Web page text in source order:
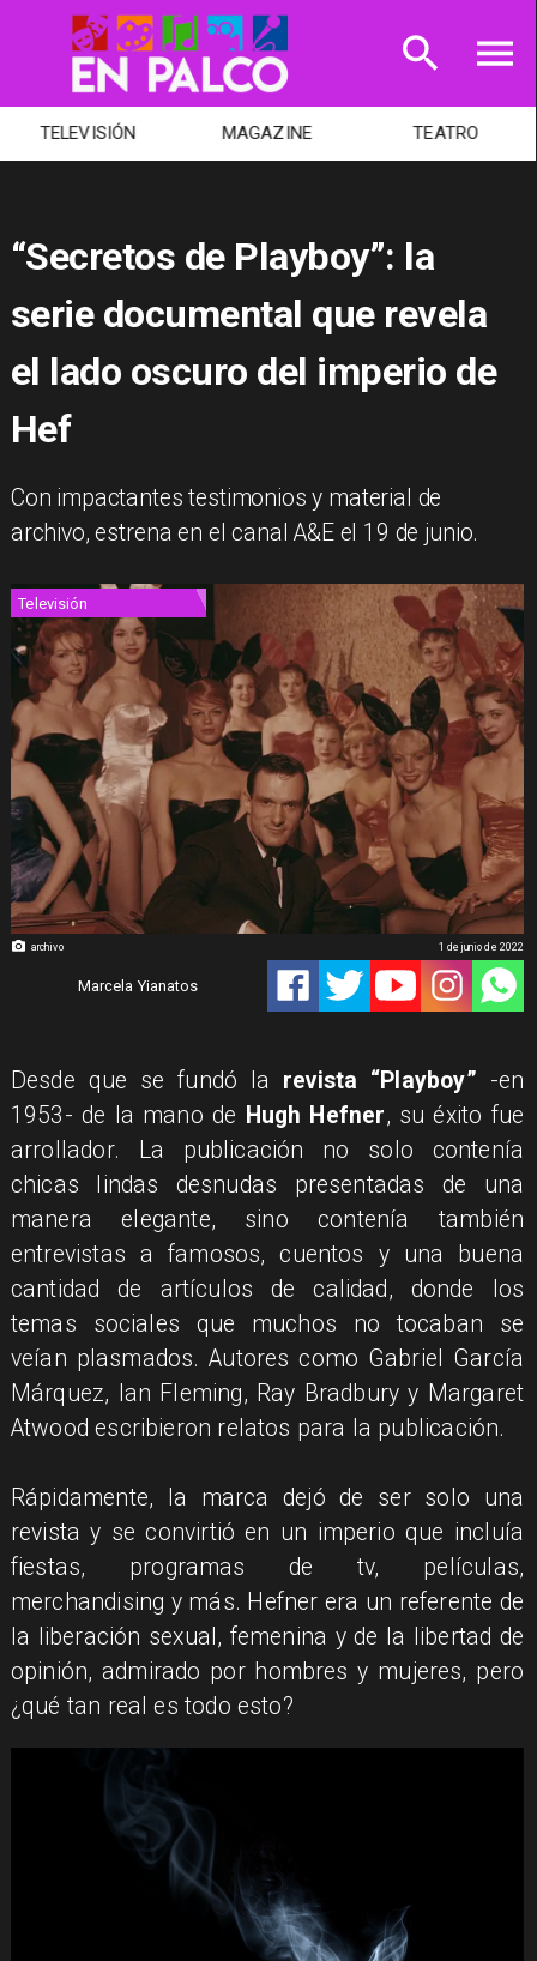
TELEVISIÓN MAGAZINE TEATRO
“Secretos de Playboy”: la
serie documental que revela
el lado oscuro del imperio de
Hef
Con impactantes testimonios y material de
archivo, estrena en el canal A&E el 19 de junio.
archivo
Televisión
Marcela Yianatos
1 de junio de 2022
Desde que se fundó la revista “Playboy” -en
1953- de la mano de Hugh Hefner, su éxito fue
arrollador. La publicación no solo contenía
chicas lindas desnudas presentadas de una
manera elegante, sino contenía también
entrevistas a famosos, cuentos y una buena
cantidad de artículos de calidad, donde los
temas sociales que muchos no tocaban se
veían plasmados. Autores como Gabriel García
Márquez, Ian Fleming, Ray Bradbury y Margaret
Atwood escribieron relatos para la publicación.
Rápidamente, la marca dejó de ser solo una
revista y se convirtió en un imperio que incluía
fiestas, programas de tv, películas,
merchandising y más. Hefner era un referente de
la liberación sexual, femenina y de la libertad de
opinión, admirado por hombres y mujeres, pero
¿qué tan real es todo esto?